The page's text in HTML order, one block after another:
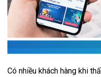
Có nhiều khách hàng khi